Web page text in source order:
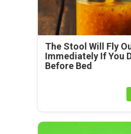
The Stool Will Fly
Immediately If You
Before Bed